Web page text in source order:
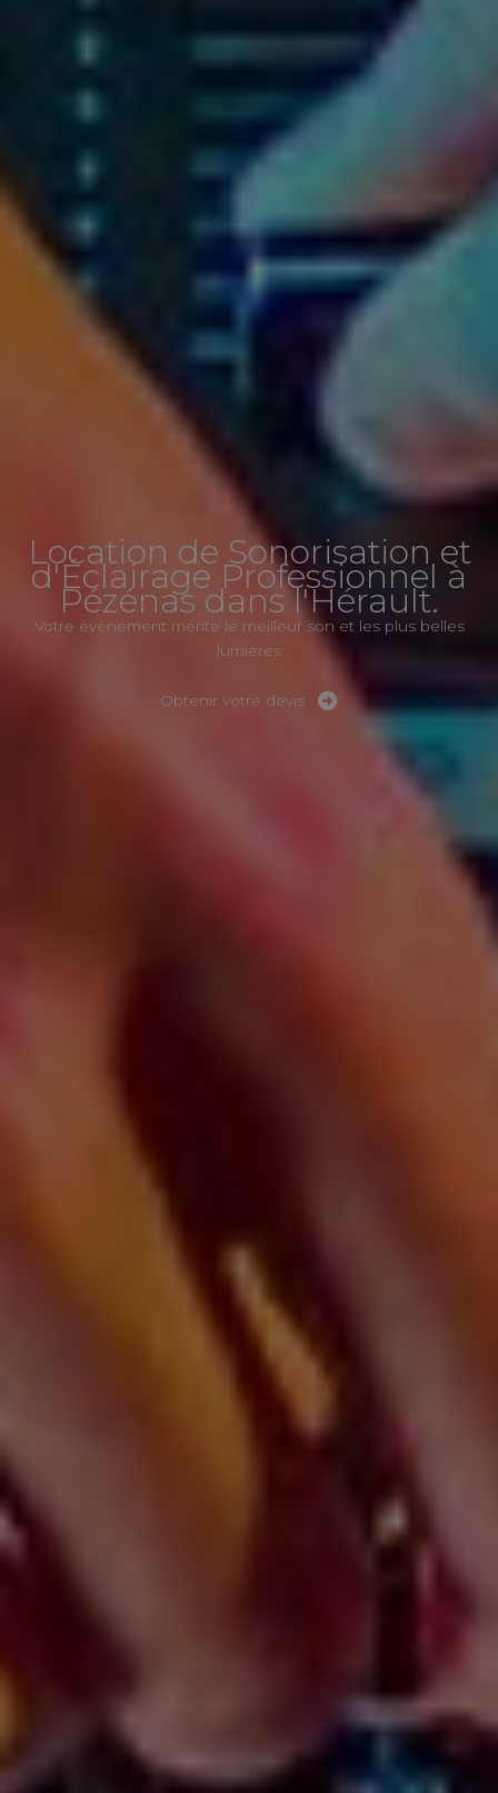
Location de Sonorisation et
d'Éclairage Professionnel à
Pézénas dans l'Hérault.
Votre évènement mérite le meilleur son et les plus belles
lumières
Obtenir votre devis